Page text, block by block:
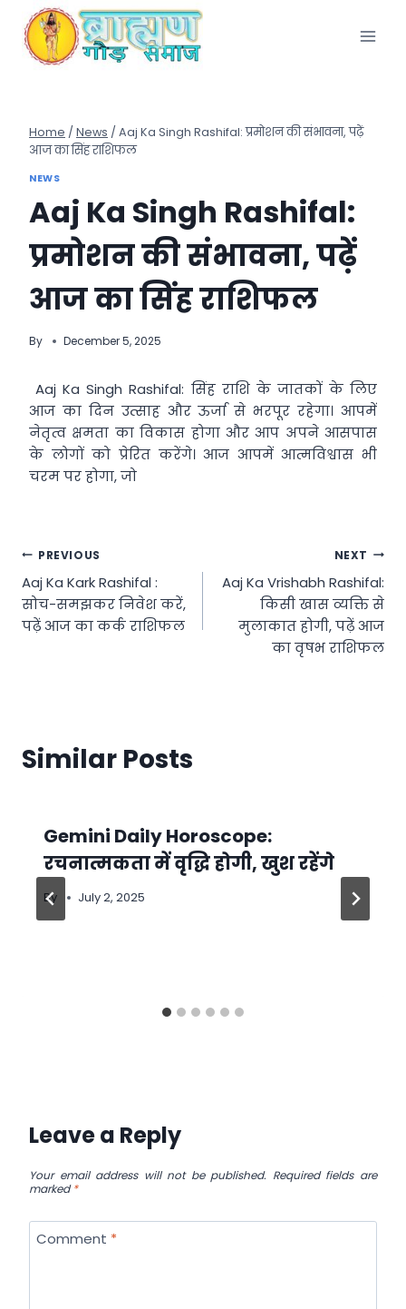
content
Home / News / Aaj Ka Singh Rashifal: प्रमोशन की संभावना, पढ़ें
आज का सिंह राशिफल
NEWS
Aaj Ka Singh Rashifal:
प्रमोशन की संभावना, पढ़ें
आज का सिंह राशिफल
By December 5, 2025
Aaj Ka Singh Rashifal: सिंह राशि के जातकों के लिए
आज का दिन उत्साह और ऊर्जा से भरपूर रहेगा। आपमें
नेतृत्व क्षमता का विकास होगा और आप अपने आसपास
के लोगों को प्रेरित करेंगे। आज आपमें आत्मविश्वास भी
चरम पर होगा, जो
Post
navigation
PREVIOUS
Aaj Ka Kark Rashifal :
सोच-समझकर निवेश करें,
पढ़ें आज का कर्क राशिफल
NEXT
Aaj Ka Vrishabh Rashifal:
किसी खास व्यक्ति से
मुलाकात होगी, पढ़ें आज
का वृषभ राशिफल
Similar Posts
Gemini Daily Horoscope:
रचनात्मकता में वृद्धि होगी, खुश रहेंगे
By July 2, 2025
Leave a Reply
Your email address will not be published. Required fields are
marked*
Comment *